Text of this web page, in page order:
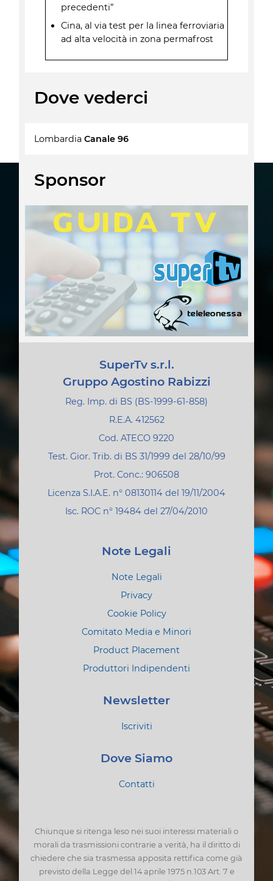
precedenti”
Cina, al via test per la linea ferroviaria
ad alta velocità in zona permafrost
Dove vederci
LombardiaCanale 96
Sponsor
SuperTv s.r.l.
Gruppo Agostino Rabizzi
Reg. Imp. di BS (BS-1999-61-858)
R.E.A. 412562
Cod. ATECO 9220
Test. Gior. Trib. di BS 31/1999 del 28/10/99
Prot. Conc.: 906508
Licenza S.I.A.E. n° 08130114 del 19/11/2004
Isc. ROC n° 19484 del 27/04/2010
Note Legali
Note Legali
Privacy
Cookie Policy
Comitato Media e Minori
Product Placement
Produttori Indipendenti
Newsletter
Iscriviti
Dove Siamo
Contatti
Chiunque si ritenga leso nei suoi interessi materiali o
morali da trasmissioni contrarie a verità, ha il diritto di
chiedere che sia trasmessa apposita rettifica come già
previsto della Legge del 14 aprile 1975 n.103 Art. 7 e